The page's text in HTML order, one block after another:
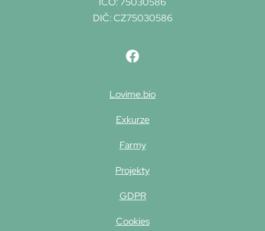
DIČ: CZ75030586
Lovime.bio
Exkurze
Farmy
Projekty
GDPR
Cookies